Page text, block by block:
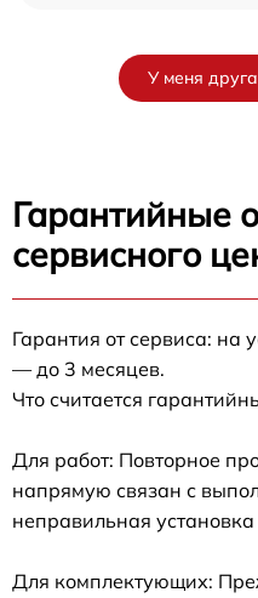
У меня
Гарантийные
сервисного
Гарантия от сервиса: на
— до 3 месяцев.
Что считается
Для работ: Повторное
напрямую связан с
неправильная установка
Для комплектующих: